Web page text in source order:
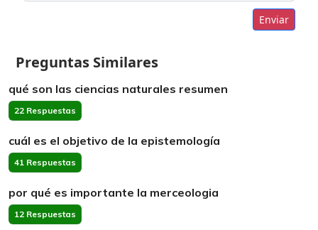
Enviar
Preguntas Similares
qué son las ciencias naturales resumen
22 Respuestas
cuál es el objetivo de la epistemología
41 Respuestas
por qué es importante la merceologia
12 Respuestas